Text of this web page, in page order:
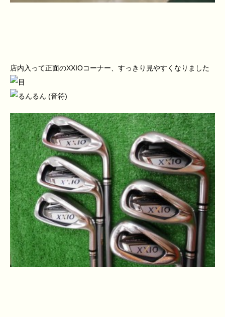
店内入って正面のXXIOコーナー、すっきり見やすくなりました